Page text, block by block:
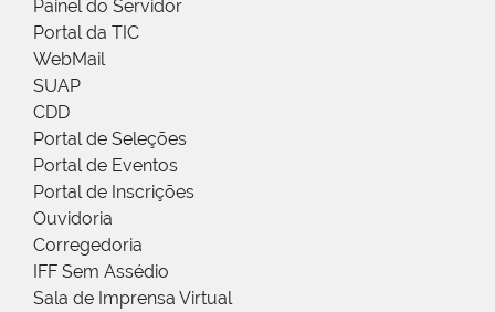
Painel do Servidor
Portal da TIC
WebMail
SUAP
CDD
Portal de Seleções
Portal de Eventos
Portal de Inscrições
Ouvidoria
Corregedoria
IFF Sem Assédio
Sala de Imprensa Virtual